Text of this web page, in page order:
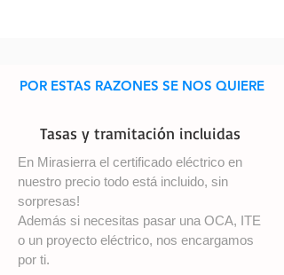
POR ESTAS RAZONES SE NOS QUIERE
Tasas y tramitación incluidas
En Mirasierra el certificado eléctrico en
nuestro precio todo está incluido, sin
sorpresas!
Además si necesitas pasar una OCA, ITE
o un proyecto eléctrico, nos encargamos
por ti.